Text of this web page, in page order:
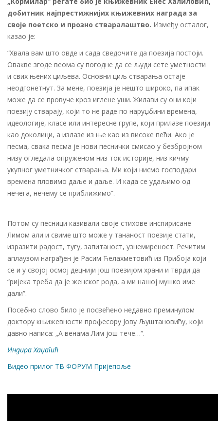
добитник најпрестижнијих књижевних награда за
своје поетско и прозно стваралаштво. Између осталог,
казао је:
“Хвала вам што овде и сада сведочите да поезија постоји.
Овакве згоде веома су погодне да се људи сете уметности
и свих њених циљева. Основни циљ стварања остаје
неодгонетнут. За мене, поезија је нешто широко, па ипак
може да се провуче кроз иглене уши. Жилави су они који
поезију стварају, који то не раде по наруџбини времена,
идеологије, класе или интересне групе, који прилазе поезији
као доколици, а излазе из ње као из високе пећи. Ако је
песма, свака песма је нови песнички смисао у безбројном
низу огледала опруженом низ ток историје, низ кичму
укупног уметничког стварања. Ми који нисмо господари
времена пловимо даље и даље. И када се удаљимо од
нечега, нечему се приближимо”.
Потом су песници казивали своје стихове инспирисане
Лимом али и свиме што може у тананост поезије стати,
изразити радост, тугу, запитаност, узнемиреност. Речитим
аплаузом награђен је Расим Ћелахметовић из Прибоја који
се и у својој осмој децнији још поезијом храни и тврди да
“ријека треба да је женског рода, а ми нашој мушко име
дали”.
Посебно слово било је посвећено недавно преминулом
доктору књижевности професору Јову Љуштановићу, који
давно написа: „А венама Лим још тече…“.
Индира Хаџагић
Видео прилог ТВ ФОРУМ Пријепоље